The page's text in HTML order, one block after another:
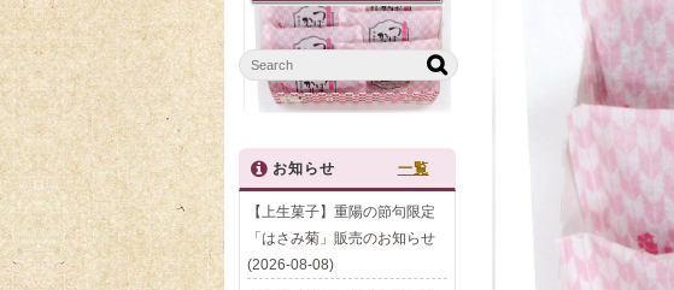
お知らせ 一覧
【上生菓子】重陽の節句限定
「はさみ菊」販売のお知らせ
(2026-08-08)